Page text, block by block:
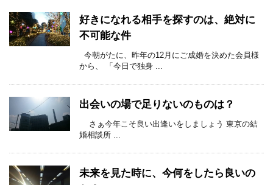
好きになれる相手を探すのは、絶対に
不可能な件
今朝がたに、昨年の12月にご成婚を決めた会員様
から、 「今日で独身 ...
出会いの場で足りないのものは？
さぁ今年こそ良い出逢いをしましょう 東京の結
婚相談所 ...
未来を見た時に、今何をしたら良いの